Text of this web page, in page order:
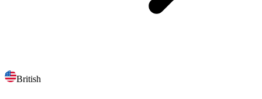
British